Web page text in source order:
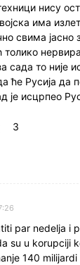
нису
има
свима јасно
толико
сада то
ће Русија да
је исцрпео
3
par nedelja i
su u korupciji
140